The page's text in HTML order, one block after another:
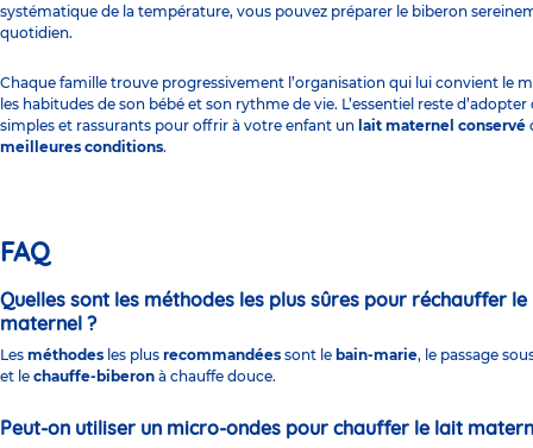
systématique de la température, vous pouvez préparer le biberon
quotidien.
Chaque famille trouve progressivement l’organisation qui lui convient le
les habitudes de son bébé et son rythme de vie. L’essentiel reste d’adopter
simples et rassurants pour offrir à votre enfant un lait maternel conservé
meilleures conditions.
FAQ
Quelles sont les méthodes les plus sûres pour réchauffer
maternel ?
Les méthodes les plus recommandées sont le bain-marie, le passage
et le chauffe-biberon à chauffe douce.
Peut-on utiliser un micro-ondes pour chauffer le lait